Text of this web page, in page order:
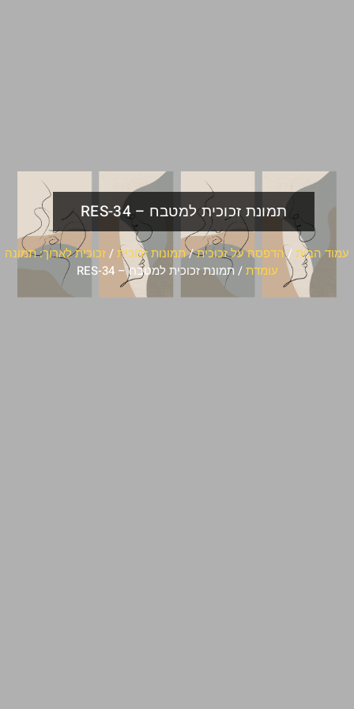
תמונת זכוכית למטבח – RES-34
עמוד הבית /הדפסה על זכוכית/תמונות זכוכית/זכוכית לארוך: תמונה
עומדת/ תמונת זכוכית למטבח – RES-34